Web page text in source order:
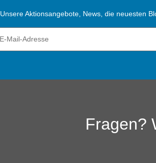
Unsere Aktionsangebote, News, die neuesten
Fragen?